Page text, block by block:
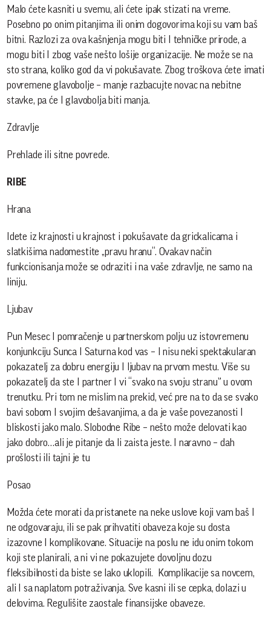
Malo ćete kasniti u svemu, ali ćete ipak stizati na vreme.
Posebno po onim pitanjima ili onim dogovorima koji su vam baš
bitni. Razlozi za ova kašnjenja mogu biti I tehničke prirode, a
mogu biti I zbog vaše nešto lošije organizacije. Ne može se na
sto strana, koliko god da vi pokušavate. Zbog troškova ćete imati
povremene glavobolje – manje razbacujte novac na nebitne
stavke, pa će I glavobolja biti manja.
Zdravlje
Prehlade ili sitne povrede.
RIBE
Hrana
Idete iz krajnosti u krajnost i pokušavate da grickalicama i
slatkišima nadomestite „pravu hranu“. Ovakav način
funkcionisanja može se odraziti i na vaše zdravlje, ne samo na
liniju.
Ljubav
Pun Mesec I pomračenje u partnerskom polju uz istovremenu
konjunkciju Sunca I Saturna kod vas – I nisu neki spektakularan
pokazatelj za dobru energiju I ljubav na prvom mestu. Više su
pokazatelj da ste I partner I vi “svako na svoju stranu” u ovom
trenutku. Pri tom ne mislim na prekid, već pre na to da se svako
bavi sobom I svojim dešavanjima, a da je vaše povezanosti I
bliskosti jako malo. Slobodne Ribe – nešto može delovati kao
jako dobro…ali je pitanje da li zaista jeste. I naravno – dah
prošlosti ili tajni je tu
Posao
Možda ćete morati da pristanete na neke uslove koji vam baš I
ne odgovaraju, ili se pak prihvatiti obaveza koje su dosta
izazovne I komplikovane. Situacije na poslu ne idu onim tokom
koji ste planirali, a ni vi ne pokazujete dovoljnu dozu
fleksibilnosti da biste se lako uklopili. Komplikacije sa novcem,
ali I sa naplatom potraživanja. Sve kasni ili se cepka, dolazi u
delovima. Regulišite zaostale finansijske obaveze.